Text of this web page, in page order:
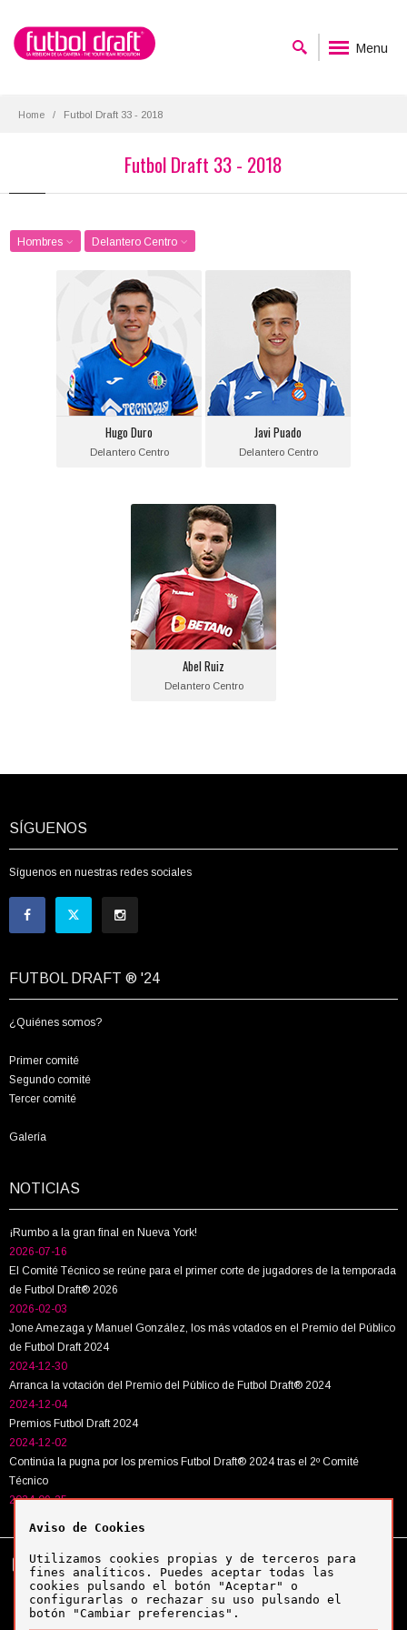
Menu
Home Futbol Draft 33 - 2018
Futbol Draft 33 - 2018
Hombres Delantero Centro
Hugo Duro
Delantero Centro
Hugo Duro
Posición:
Delantero Centro
Fecha de nacimiento:
1999-11-10
Getafe C.F.
Javi Puado
Delantero Centro
Javi Puado
Posición:
Delantero Centro
Fecha de nacimiento:
1998-05-25
Abel Ruiz
Delantero Centro
Abel Ruiz
Posición:
Delantero Centro
Fecha de nacimiento:
2000-01-18
SÍGUENOS
Síguenos en nuestras redes sociales
FUTBOL DRAFT ® '24
¿Quiénes somos?
Primer comité
Segundo comité
Tercer comité
Galería
NOTICIAS
¡Rumbo a la gran final en Nueva York!
2026-07-16
El Comité Técnico se reúne para el primer corte de jugadores de la temporada
de Futbol Draft® 2026
2026-02-03
Jone Amezaga y Manuel González, los más votados en el Premio del Público
de Futbol Draft 2024
2024-12-30
Arranca la votación del Premio del Público de Futbol Draft® 2024
2024-12-04
Premios Futbol Draft 2024
2024-12-02
Continúa la pugna por los premios Futbol Draft® 2024 tras el 2º Comité
Técnico
2024-09-25
Tel: +34 943 63 40 63
Política de cookies
Política de privacidad
Aviso legal
Aviso de Cookies
Utilizamos cookies propias y de terceros para
fines analíticos. Puedes aceptar todas las
cookies pulsando el botón "Aceptar" o
configurarlas o rechazar su uso pulsando el
botón "Cambiar preferencias".